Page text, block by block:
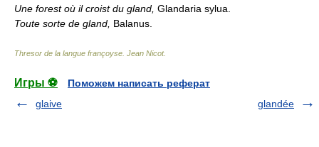
Une forest où il croist du gland, Glandaria sylua.
Toute sorte de gland, Balanus.
Thresor de la langue françoyse Jean Nicot.
Игры ⚽
Поможем написать реферат
glaive
glandée